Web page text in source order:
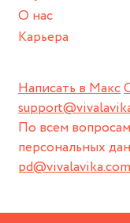
Написать в Макс
По всем
персональных
pd@vivalavika.com
О нас
Карьера